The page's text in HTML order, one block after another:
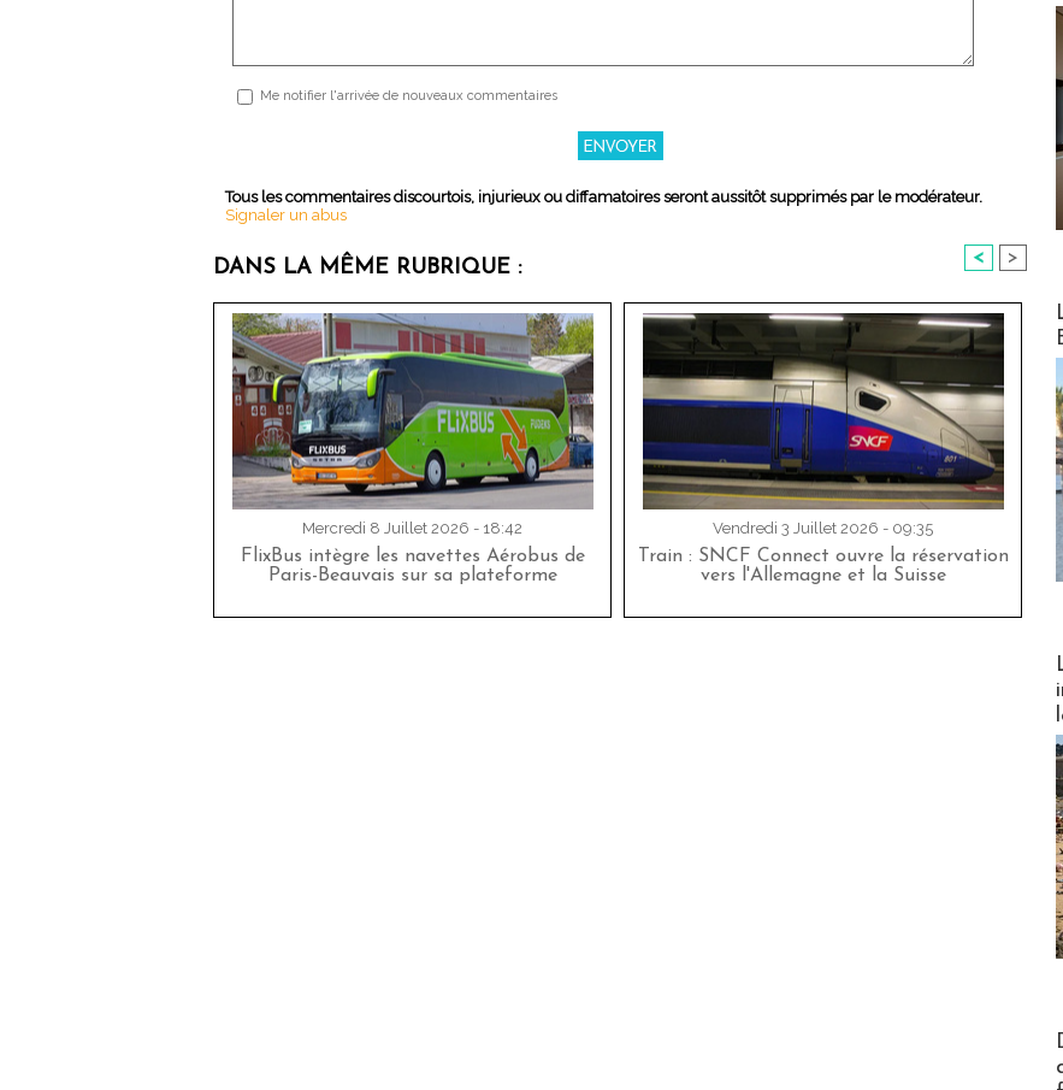
Me notifier l'arrivée de nouveaux commentaires
Tous les commentaires discourtois, injurieux ou diffamatoires seront aussitôt supprimés par le modérateur.
Signaler un abus
DANS LA MÊME RUBRIQUE : < >
Mercredi 8 Juillet 2026 - 18:42
FlixBus intègre les navettes Aérobus de
Paris-Beauvais sur sa plateforme
Vendredi 3 Juillet 2026 - 09:35
Train : SNCF Connect ouvre la réservation
vers l'Allemagne et la Suisse